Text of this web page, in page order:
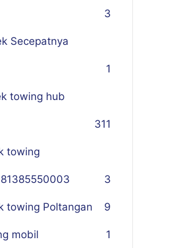
3
Secepatnya
1
towing hub
311
towing
3
towing Poltangan 9
mobil 1